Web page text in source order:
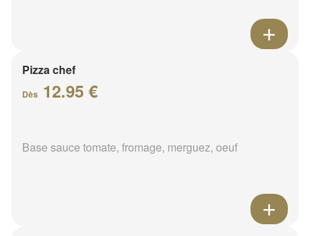
Pizza chef
Dès 12.95 €
Base sauce tomate, fromage, merguez, oeuf